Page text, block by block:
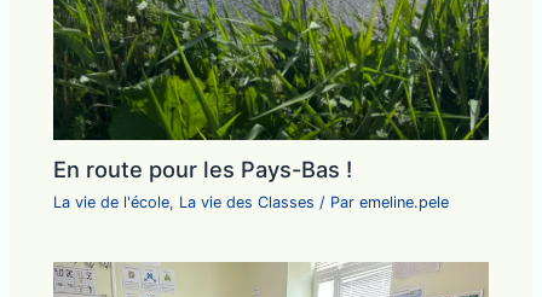
En route pour les Pays-Bas !
La vie de l'école, La vie des Classes / Paremeline.pele